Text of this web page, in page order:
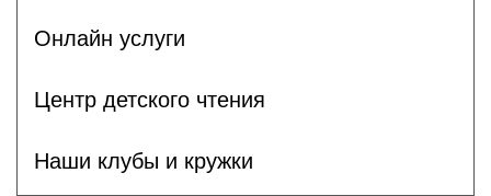
Онлайн услуги
Центр детского чтения
Наши клубы и кружки